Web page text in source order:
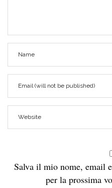
Salva il mio nome, email
per la prossima